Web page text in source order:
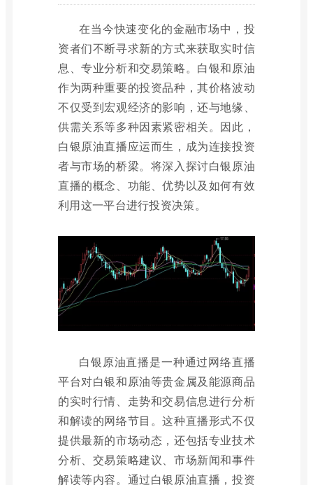
在当今快速变化的金融市场中，投
资者们不断寻求新的方式来获取实时信
息、专业分析和交易策略。白银和原油
作为两种重要的投资品种，其价格波动
不仅受到宏观经济的影响，还与地缘、
供需关系等多种因素紧密相关。因此，
白银原油直播应运而生，成为连接投资
者与市场的桥梁。将深入探讨白银原油
直播的概念、功能、优势以及如何有效
利用这一平台进行投资决策。
白银原油直播是一种通过网络直播
平台对白银和原油等贵金属及能源商品
的实时行情、走势和交易信息进行分析
和解读的网络节目。这种直播形式不仅
提供最新的市场动态，还包括专业技术
分析、交易策略建议、市场新闻和事件
解读等内容。通过白银原油直播，投资